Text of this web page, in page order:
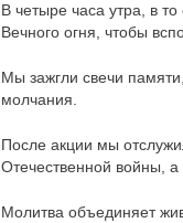
В четыре часа утра, в
Вечного огня, чтобы
Мы зажгли свечи
молчания.
После акции мы
Отечественной войны,
Молитва объединяет